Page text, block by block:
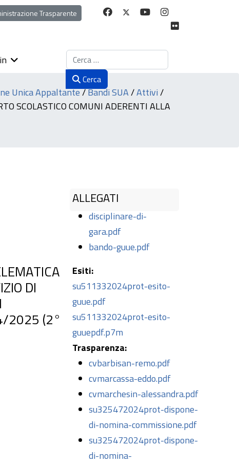
Trasparente
Cerca
Cerca
Unica Appaltante/Bandi SUA/Attivi/
SCOLASTICO COMUNI ADERENTI ALLA
ALLEGATI
disciplinare-di-
gara.pdf
bando-guue.pdf
Esiti:
su511332024prot-esito-
guue.pdf
su511332024prot-esito-
guuepdf.p7m
Trasparenza:
cvbarbisan-remo.pdf
cvmarcassa-eddo.pdf
cvmarchesin-alessandra.pdf
su325472024prot-dispone-
di-nomina-commissione.pdf
su325472024prot-dispone-
di-nomina-
DI
2025 (2°